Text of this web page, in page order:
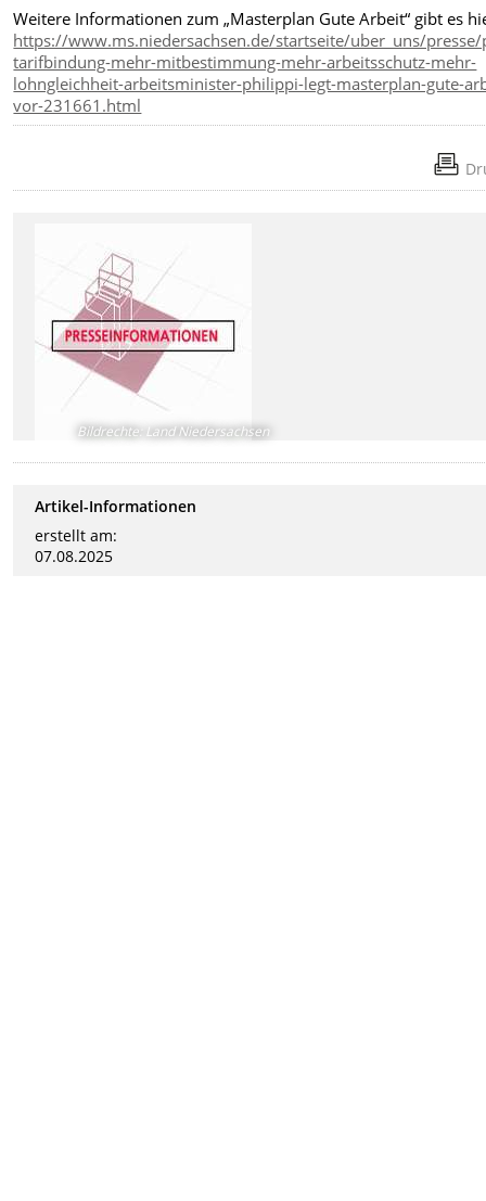
Weitere Informationen zum „Masterplan Gute Arbeit“ gibt es
https://www.ms.niedersachsen.de/startseite/uber_uns/
tarifbindung-mehr-mitbestimmung-mehr-arbeitsschutz-mehr-
lohngleichheit-arbeitsminister-philippi-legt-masterplan-gute-
vor-231661.html
Bildrechte: Land Niedersachsen
Artikel-Informationen
erstellt am:
07.08.2025